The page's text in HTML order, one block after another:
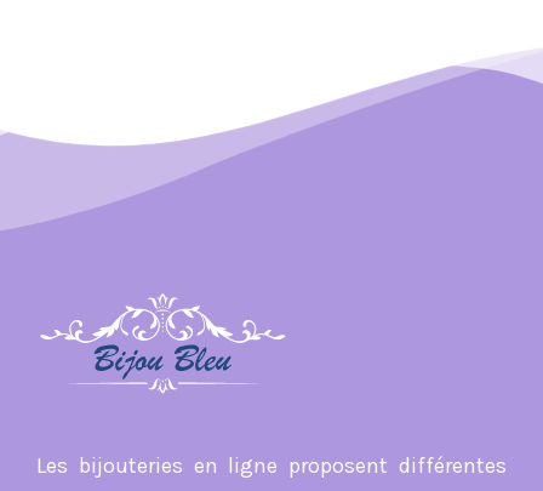
Les bijouteries en ligne proposent différentes